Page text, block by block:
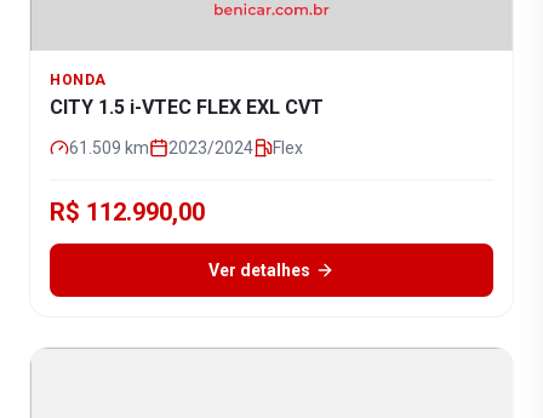
HONDA
CITY 1.5 i-VTEC FLEX EXL CVT
61.509 km 2023/2024 Flex
R$ 112.990,00
Ver detalhes